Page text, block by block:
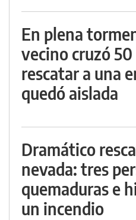
En plena
vecino cruzó
rescatar a una
quedó aislada
Dramático
nevada: tres
quemaduras e
un incendio